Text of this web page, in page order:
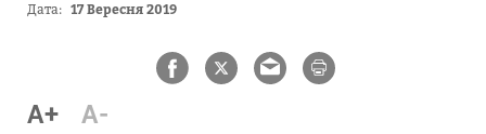
Дата: 17 Вересня 2019
A+ A-